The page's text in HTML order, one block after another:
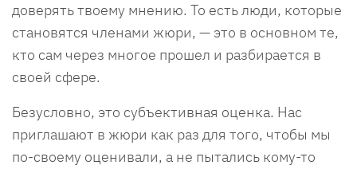
доверять твоему мнению. То есть люди, которые
становятся членами жюри, — это в основном те,
кто сам через многое прошел и разбирается в
своей сфере.
Безусловно, это субъективная оценка. Нас
приглашают в жюри как раз для того, чтобы мы
по-своему оценивали, а не пытались кому-то